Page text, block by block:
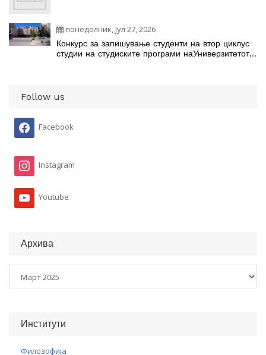
понеделник, Јул 27, 2026
Конкурс за запишување студенти на втор циклус
студии на студиските програми наУниверзитетот
Follow us
Facebook
Instagram
Youtube
Архива
Институти
Филозофија